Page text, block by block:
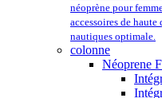
néoprène pour
accessoires de
nautiques optimale.
colonne
Néoprene